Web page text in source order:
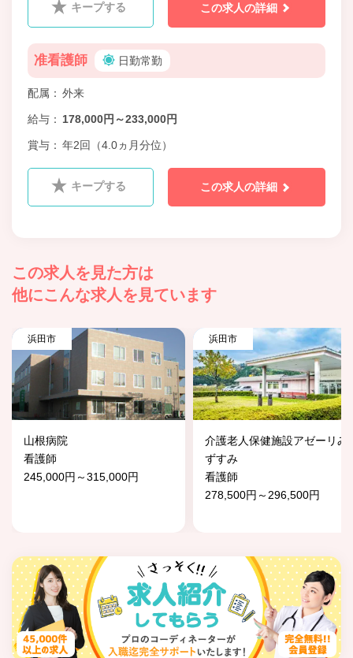
キープする この求人の詳細
准看護師 日勤常勤
配属 外来
給与 178,000円～233,000円
賞与 年2回（4.0ヵ月分位）
キープする この求人の詳細
この求人を見た方は
他にこんな求人を見ています
浜田市
山根病院
看護師
245,000円～315,000円
浜田市
介護老人保健施設アゼーリみ
ずすみ
看護師
278,500円～296,500円